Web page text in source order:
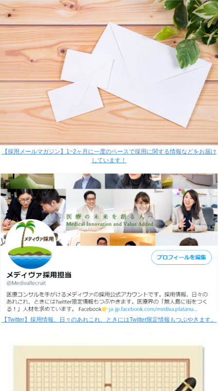
【採用メールマガジン】1~2ヶ月に一度のペースで採用に関する情報などをお届け
しています！
【Twitter】採用情報、日々のあれこれ、ときにはTwitter限定情報もつぶやきます。